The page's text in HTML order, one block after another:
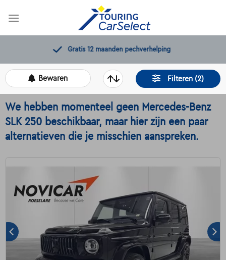
Gratis 12 maanden pechverhelping
Filteren (2)
Bewaren
We hebben momenteel geen Mercedes-Benz
SLK 250 beschikbaar, maar hier zijn een paar
alternatieven die je misschien aanspreken.